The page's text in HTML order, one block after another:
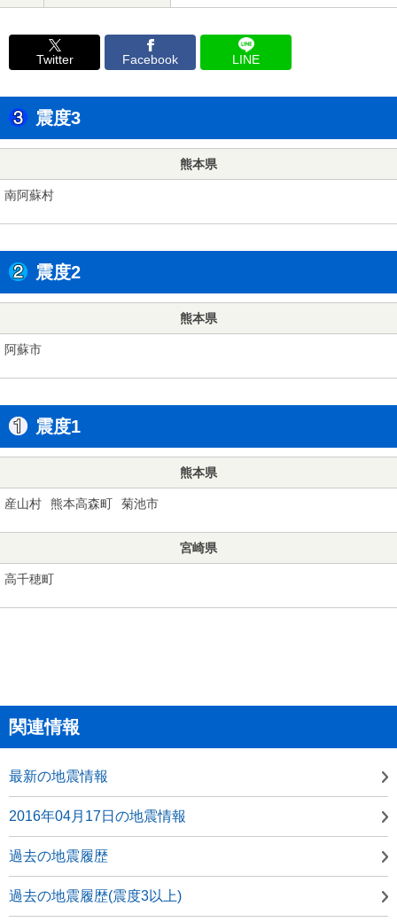
Twitter Facebook LINE
震度3
熊本県
南阿蘇村
震度2
熊本県
阿蘇市
震度1
熊本県
産山村 熊本高森町 菊池市
宮崎県
高千穂町
関連情報
最新の地震情報
2016年04月17日の地震情報
過去の地震履歴
過去の地震履歴(震度3以上)